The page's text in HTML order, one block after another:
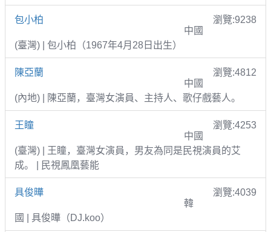
包小柏
瀏覽:9238
中國
(臺灣) | 包小柏（1967年4月28日出生）
陳亞蘭
瀏覽:4812
中國
(內地) | 陳亞蘭，臺灣女演員、主持人、歌仔戲藝人。
王瞳
瀏覽:4253
中國
(臺灣) | 王瞳，臺灣女演員，男友為同是民視演員的艾
成。 | 民視鳳凰藝能
具俊曄
瀏覽:4039
韓
國 | 具俊曄（DJ.koo）